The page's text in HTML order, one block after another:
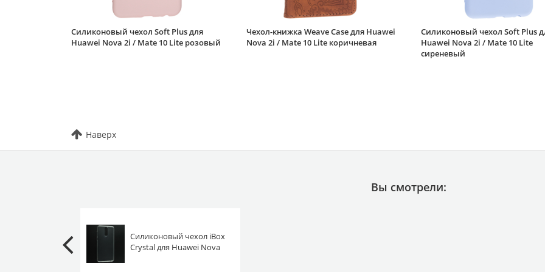
Силиконовый чехол Soft Plus для
Huawei Nova 2i / Mate 10 Lite розовый
Чехол-книжка Weave Case для Huawei
Nova 2i / Mate 10 Lite коричневая
Силиконовый чехол Soft Plus
Huawei Nova 2i / Mate 10 Lite
сиреневый
Наверх
Вы смотрели:
Силиконовый чехол iBox
Crystal для Huawei Nova